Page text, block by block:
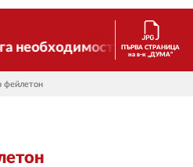
отПЪРВА СТРАНИЦА
на в-к „ДУМА“
фейлетон